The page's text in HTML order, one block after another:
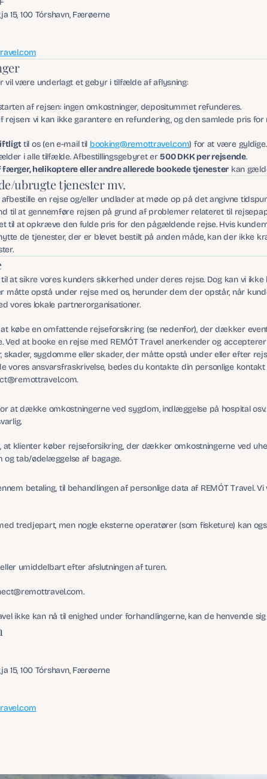
15, 100 Tórshavn, Færøerne
vil være underlagt et gebyr i tilfælde af aflysning:
af rejsen: ingen omkostninger, depositummet refunderes.
vi kan ikke garantere en refundering, og den samlede pris for
til os (en e-mail til booking@remottravel.com) for at være gyldige.
i alle tilfælde. Afbestillingsgebyret er 500 DKK per rejsende.
helikoptere eller andre allerede bookede tjenester kan
ubrugte tjenester mv.
en rejse og/eller undlader at møde op på det angivne
til at gennemføre rejsen på grund af problemer relateret til
til at opkræve den fulde pris for den pågældende rejse. Hvis
de tjenester, der er blevet bestilt på anden måde, kan der ikke
at sikre vores kunders sikkerhed under deres rejse. Dog kan vi
måtte opstå under rejse med os, herunder dem der opstår, når
vores lokale partnerorganisationer.
købe en omfattende rejseforsikring (se nedenfor), der dækker
at booke en rejse med REMÓT Travel anerkender og accepterer
skader, sygdomme eller skader, der måtte opstå under eller efter
vores ansvarsfraskrivelse, bedes du kontakte din personlige kontakt
at dække omkostningerne ved sygdom, indlæggelse på hospital
at klienter køber rejseforsikring, der dækker omkostningerne ved
og tab/ødelæggelse af bagage.
betaling, til behandlingen af personlige data af REMÓT Travel.
tredjepart, men nogle eksterne operatører (som fisketure) kan
umiddelbart efter afslutningen af turen.
ikke kan nå til enighed under forhandlingerne, kan de henvende
15, 100 Tórshavn, Færøerne